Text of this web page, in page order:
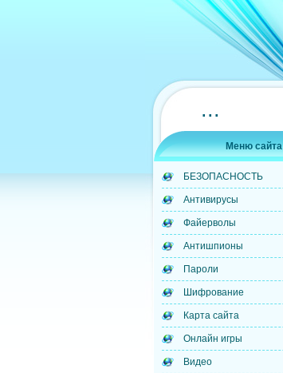
...
Меню сайта
БЕЗОПАСНОСТЬ
Антивирусы
Файерволы
Антишпионы
Пароли
Шифрование
Карта сайта
Онлайн игры
Видео